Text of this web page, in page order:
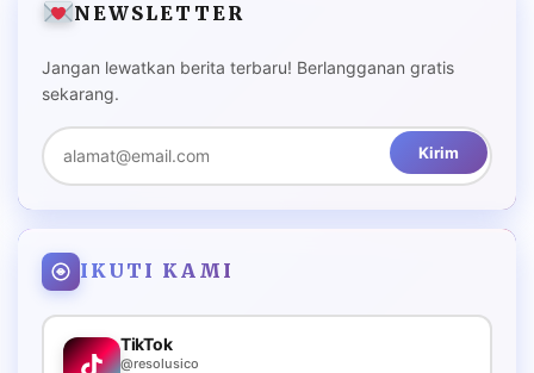
NEWSLETTER
Jangan lewatkan berita terbaru! Berlangganan gratis
sekarang.
Kirim
IKUTI KAMI
TikTok
@resolusico